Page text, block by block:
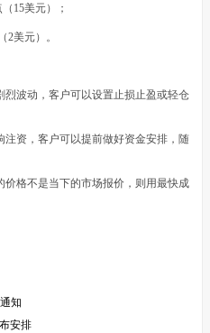
15美元）；
2美元）。
烈波动，客户可以设置止损止盈或轻仓
资，客户可以提前做好资金安排，随
格不是当下的市场报价，则用最快成
知
安排